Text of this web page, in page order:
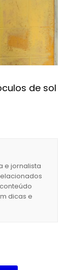
de sol
e jornalista
dicas e